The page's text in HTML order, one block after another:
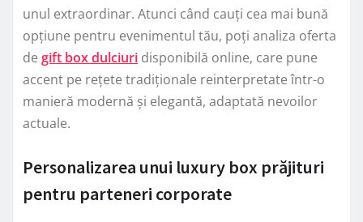
unul extraordinar. Atunci când cauți cea mai bună
opțiune pentru evenimentul tău, poți analiza oferta
de gift box dulciuri disponibilă online, care pune
accent pe rețete tradiționale reinterpretate într-o
manieră modernă și elegantă, adaptată nevoilor
actuale.
Personalizarea unui luxury box prăjituri
pentru parteneri corporate